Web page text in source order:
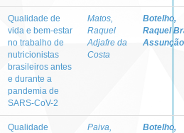
Qualidade de
vida e bem-estar
no trabalho de
nutricionistas
brasileiros antes
e durante a
pandemia de
SARS-CoV-2
Matos,
Raquel
Adjafre da
Costa
Botelho,
Raquel
Assunção
Qualidade
Paiva,
Botelho,